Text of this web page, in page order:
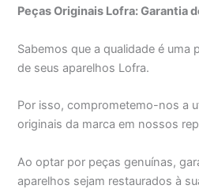
Peças Originais Lofra: Garantia
Sabemos que a qualidade é uma
de seus aparelhos Lofra.
Por isso, comprometemo-nos a
originais da marca em nossos
Ao optar por peças genuínas,
aparelhos sejam restaurados à